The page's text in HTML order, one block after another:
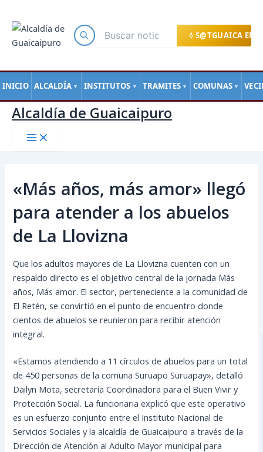
S@TGUAICA EN
INICIO ALCALDÍA ▼ INSTITUTOS ▼ TRAMITES ▼ COMUNAS ▼
contenido
Alcaldía de Guaicaipuro
«Más años, más amor» llegó
para atender a los abuelos
de La Llovizna
Que los adultos mayores de La Llovizna cuenten con un
respaldo directo es el objetivo central de la jornada Más
años, Más amor. El sector, perteneciente a la comunidad de
El Retén, se convirtió en el punto de encuentro donde
cientos de abuelos se reunieron para recibir atención
integral.
«Estamos atendiendo a 11 círculos de abuelos para un total
de 450 personas de la comuna Suruapo Suruapay», detalló
Dailyn Mota, secretaría Coordinadora para el Buen Vivir y
Protección Social. La funcionaria explicó que este operativo
es un esfuerzo conjunto entre el Instituto Nacional de
Servicios Sociales y la alcaldía de Guaicaipuro a través de la
Dirección de Atención al Adulto Mayor municipal para
de
entradas